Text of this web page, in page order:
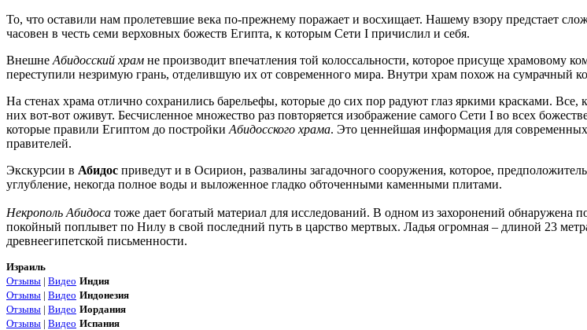
То, что оставили нам пролетевшие века по-прежнему поражает и восхищает. Нашему взору предстает
часовен в честь семи верховных божеств Египта, к которым Сети I причислил и себя.
Внешне Абидосский храм не производит впечатления той колоссальности, которое присуще храмовому
переступили незримую грань, отделившую их от современного мира. Внутри храм похож на
На стенах храма отлично сохранились барельефы, которые до сих пор радуют глаз яркими красками.
них вот-вот оживут. Бесчисленное множество раз повторяется изображение самого Сети I во всех
которые правили Египтом до постройки Абидосского храма. Это ценнейшая информация для
правителей.
Экскурсии в Абидос приведут и в Осирион, развалины загадочного сооружения, которое,
углубление, некогда полное воды и выложенное гладко обточенными каменными плитами.
Некрополь Абидоса тоже дает богатый материал для исследований. В одном из захоронений обнаружена
покойный поплывет по Нилу в свой последний путь в царство мертвых. Ладья огромная – длиной 23
древнеегипетской письменности.
Израиль
Отзывы | Видео Индия
Отзывы | Видео Индонезия
Отзывы | Видео Иордания
Отзывы | Видео Испания